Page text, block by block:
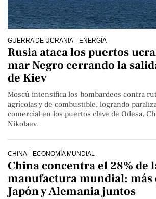
GUERRA DE UCRANIA ENERGÍA
Rusia ataca los puertos
mar Negro cerrando la
de Kiev
Moscú intensifica los bombardeos contra
agrícolas y de combustible, logrando
comercial en los puertos clave de Odesa,
Nikolaev.
CHINA ECONOMÍA MUNDIAL
China concentra el 28% de
manufactura mundial: más
Japón y Alemania juntos